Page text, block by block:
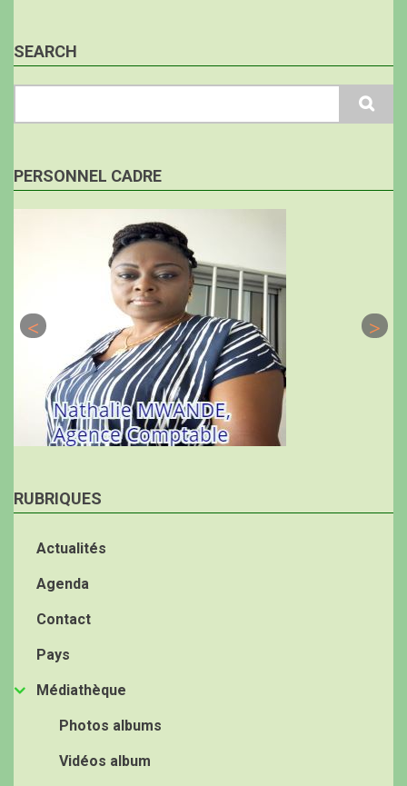
SEARCH
PERSONNEL CADRE
RUBRIQUES
Actualités
Agenda
Contact
Pays
Médiathèque
Photos albums
Vidéos album